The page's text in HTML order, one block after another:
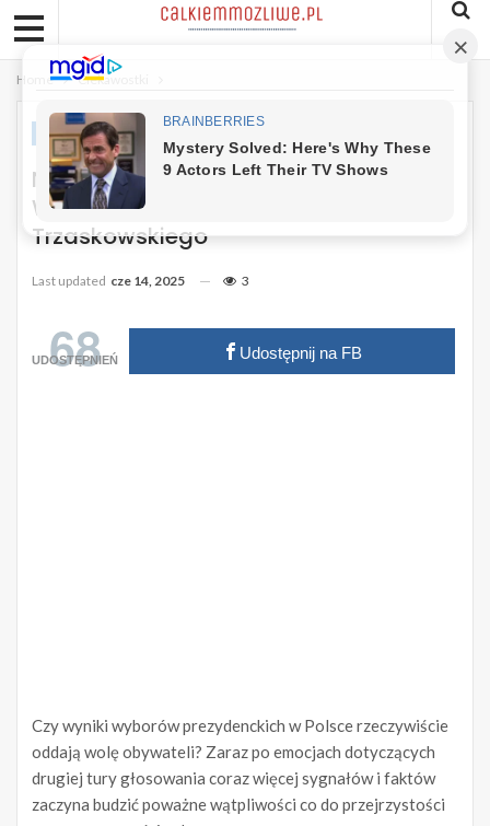
Home Ciekawostki
CIEKAWOSTKI
Nieprawidłowości W Komisjach
Wyborczych. Jest Pilny Ruch Komitetu
Trzaskowskiego
Last updated cze 14, 2025 3
68
UDOSTĘPNIEŃ Udostępnij na FB
Czy wyniki wyborów prezydenckich w Polsce rzeczywiście
oddają wolę obywateli? Zaraz po emocjach dotyczących
drugiej tury głosowania coraz więcej sygnałów i faktów
zaczyna budzić poważne wątpliwości co do przejrzystości